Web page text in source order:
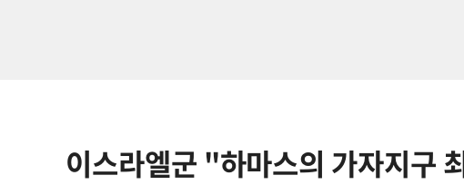
이스라엘군 "하마스의 가자지구